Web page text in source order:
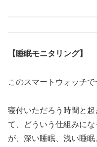
【睡眠モニタリング】
このスマートウォッチ
寝付いただろう時間と
て、どういう仕組みに
が、深い睡眠、浅い睡